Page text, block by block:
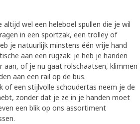
wel een heleboel spullen die je wil
in een sportzak, een trolley of
je natuurlijk minstens één vrije hand
aan een rugzak: je heb je handen
aan, of je nu gaat rolschaatsen, klimmen
aan een rail op de bus.
of een stijlvolle schoudertas neem je de
zonder dat je ze in je handen moet
een blik op ons assortiment